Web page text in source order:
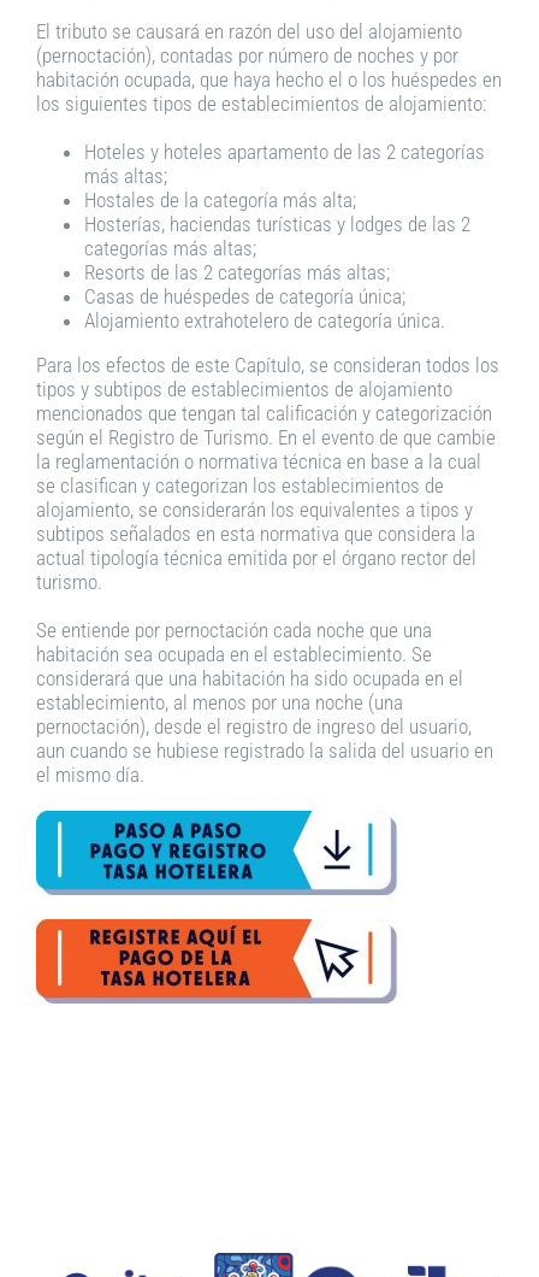
El tributo se causará en razón del uso del alojamiento
(pernoctación), contadas por número de noches y por
habitación ocupada, que haya hecho el o los huéspedes en
los siguientes tipos de establecimientos de alojamiento:
Hoteles y hoteles apartamento de las 2 categorías
más altas;
Hostales de la categoría más alta;
Hosterías, haciendas turísticas y lodges de las 2
categorías más altas;
Resorts de las 2 categorías más altas;
Casas de huéspedes de categoría única;
Alojamiento extrahotelero de categoría única.
Para los efectos de este Capítulo, se consideran todos los
tipos y subtipos de establecimientos de alojamiento
mencionados que tengan tal calificación y categorización
según el Registro de Turismo. En el evento de que cambie
la reglamentación o normativa técnica en base a la cual
se clasifican y categorizan los establecimientos de
alojamiento, se considerarán los equivalentes a tipos y
subtipos señalados en esta normativa que considera la
actual tipología técnica emitida por el órgano rector del
turismo.
Se entiende por pernoctación cada noche que una
habitación sea ocupada en el establecimiento. Se
considerará que una habitación ha sido ocupada en el
establecimiento, al menos por una noche (una
pernoctación), desde el registro de ingreso del usuario,
aun cuando se hubiese registrado la salida del usuario en
el mismo día.